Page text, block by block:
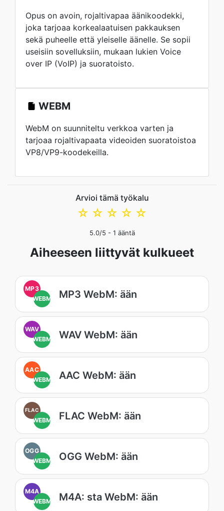
Opus on avoin, rojaltivapaa äänikoodekki,
joka tarjoaa korkealaatuisen pakkauksen
sekä puheelle että yleiselle äänelle. Se sopii
useisiin sovelluksiin, mukaan lukien Voice
over IP (VoIP) ja suoratoisto.
WEBM
WebM on suunniteltu verkkoa varten ja
tarjoaa rojaltivapaata videoiden suoratoistoa
VP8/VP9-koodekeilla.
Arvioi tämä työkalu
☆
☆
☆
☆
☆
5.0/5 - 1 ääntä
Aiheeseen liittyvät kulkueet
MP3
WEBM
MP3 WebM: ään
WAV
WEBM
WAV WebM: ään
AAC
WEBM
AAC WebM: ään
FLAC
WEBM FLAC WebM: ään
OGG
WEBM
OGG WebM: ään
M4A
WEBM
M4A: sta WebM: ään